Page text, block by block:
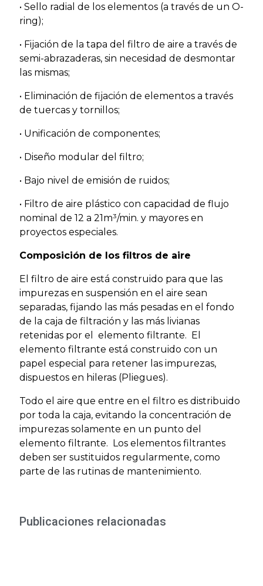
• Sello radial de los elementos (a través de un O-
ring);
• Fijación de la tapa del filtro de aire a través de
semi-abrazaderas, sin necesidad de desmontar
las mismas;
• Eliminación de fijación de elementos a través
de tuercas y tornillos;
• Unificación de componentes;
• Diseño modular del filtro;
• Bajo nivel de emisión de ruidos;
• Filtro de aire plástico con capacidad de flujo
nominal de 12 a 21m³/min. y mayores en
proyectos especiales.
Composición de los filtros de aire
El filtro de aire está construido para que las
impurezas en suspensión en el aire sean
separadas, fijando las más pesadas en el fondo
de la caja de filtración y las más livianas
retenidas por el elemento filtrante. El
elemento filtrante está construido con un
papel especial para retener las impurezas,
dispuestos en hileras (Pliegues).
Todo el aire que entre en el filtro es distribuido
por toda la caja, evitando la concentración de
impurezas solamente en un punto del
elemento filtrante. Los elementos filtrantes
deben ser sustituidos regularmente, como
parte de las rutinas de mantenimiento.
Publicaciones relacionadas